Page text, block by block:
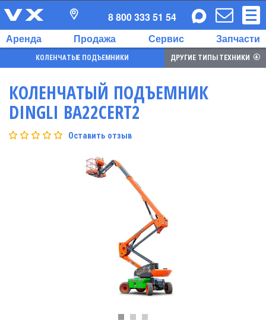
Аренда Продажа Сервис Запчасти
8 800 333 51 54
КОЛЕНЧАТЫЕ ПОДЪЕМНИКИ ДРУГИЕ ТИПЫ ТЕХНИКИ
КОЛЕНЧАТЫЙ ПОДЪЕМНИК
DINGLI BA22CERT2
Оставить отзыв